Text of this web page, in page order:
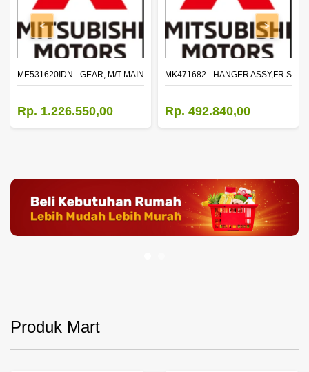
2ND SPEED (M035S5)
ME531620IDN - GEAR, M/T MAIN SHAFT REVERSE
Rp. 1.226.550,00
MK471682 - HANGER ASSY,FR
Rp. 492.840,00
< >
Produk Mart